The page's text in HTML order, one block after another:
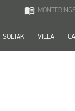
SOLTAK VILLA
menu_book